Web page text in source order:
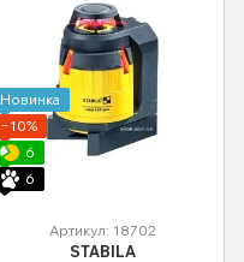
Новинка
−10%
6
6
Артикул: 18702
STABILA